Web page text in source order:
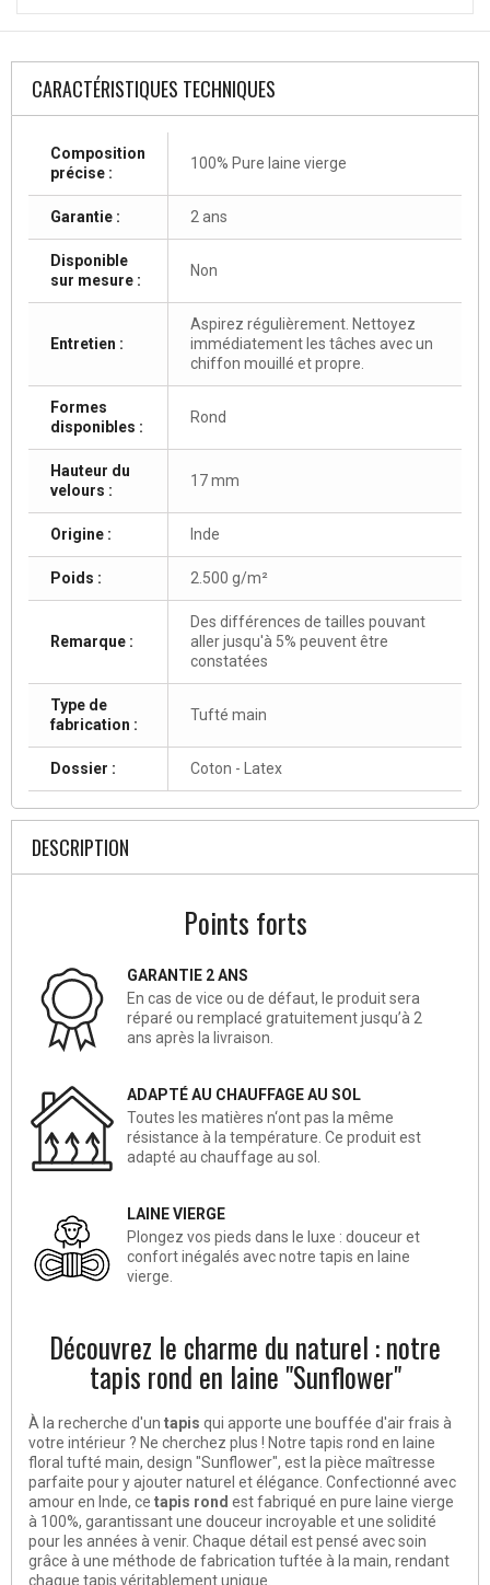
CARACTÉRISTIQUES TECHNIQUES
Composition
précise :
100% Pure laine vierge
Garantie : 2 ans
Disponible
sur mesure :
Non
Entretien :
Aspirez régulièrement. Nettoyez
immédiatement les tâches avec un
chiffon mouillé et propre.
Formes
disponibles :
Rond
Hauteur du
velours :
17 mm
Origine : Inde
Poids : 2.500 g/m²
Remarque :
Des différences de tailles pouvant
aller jusqu'à 5% peuvent être
constatées
Type de
fabrication :
Tufté main
Dossier : Coton - Latex
DESCRIPTION
Points forts
GARANTIE 2 ANS
En cas de vice ou de défaut, le produit sera
réparé ou remplacé gratuitement jusqu’à 2
ans après la livraison.
ADAPTÉ AU CHAUFFAGE AU SOL
Toutes les matières n‘ont pas la même
résistance à la température. Ce produit est
adapté au chauffage au sol.
LAINE VIERGE
Plongez vos pieds dans le luxe : douceur et
confort inégalés avec notre tapis en laine
vierge.
Découvrez le charme du naturel : notre
tapis rond en laine "Sunflower"
À la recherche d'un tapis qui apporte une bouffée d'air frais à
votre intérieur ? Ne cherchez plus ! Notre tapis rond en laine
floral tufté main, design "Sunflower", est la pièce maîtresse
parfaite pour y ajouter naturel et élégance. Confectionné avec
amour en Inde, ce tapis rond est fabriqué en pure laine vierge
à 100%, garantissant une douceur incroyable et une solidité
pour les années à venir. Chaque détail est pensé avec soin
grâce à une méthode de fabrication tuftée à la main, rendant
chaque tapis véritablement unique.